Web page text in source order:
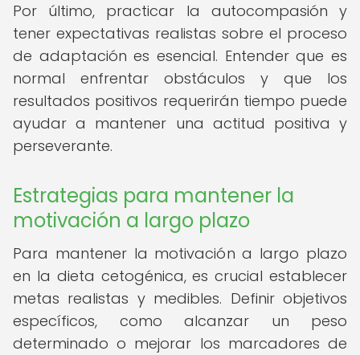
Por último, practicar la autocompasión y
tener expectativas realistas sobre el proceso
de adaptación es esencial. Entender que es
normal enfrentar obstáculos y que los
resultados positivos requerirán tiempo puede
ayudar a mantener una actitud positiva y
perseverante.
Estrategias para mantener la
motivación a largo plazo
Para mantener la motivación a largo plazo
en la dieta cetogénica, es crucial establecer
metas realistas y medibles. Definir objetivos
específicos, como alcanzar un peso
determinado o mejorar los marcadores de